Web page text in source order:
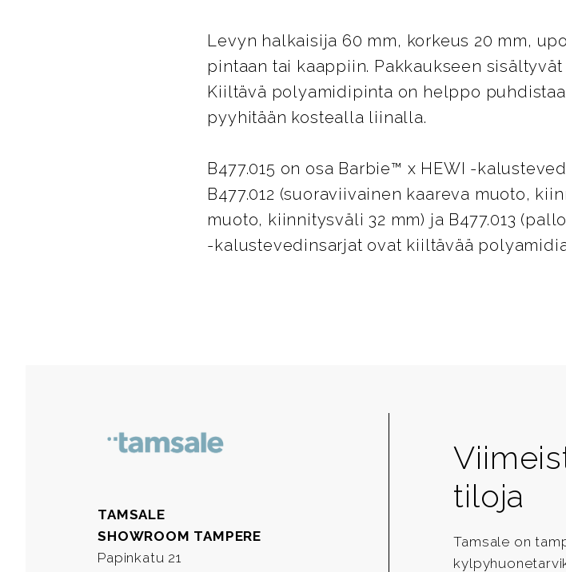
Levyn halkaisija 60 mm, korkeus 20 mm,
pintaan tai kaappiin. Pakkaukseen
Kiiltävä polyamidipinta on helppo
pyyhitään kostealla liinalla.
B477.015 on osa Barbie™ x HEWI -
B477.012 (suoraviivainen kaareva muoto,
muoto, kiinnitysväli 32 mm) ja B477.013
-kalustevedinsarjat ovat kiiltävää
TAMSALE
SHOWROOM TAMPERE
Papinkatu 21
tiloja
Tamsale on